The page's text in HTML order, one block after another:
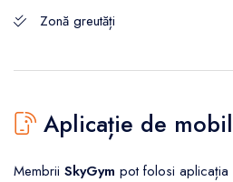
Zonă greutăți
Aplicație de
Membrii SkyGym pot folosi aplicația